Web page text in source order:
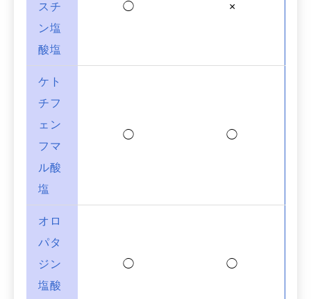
スチ
ン塩
酸塩
◯ ×
ケト
チフ
ェン
フマ
ル酸
塩
◯ ◯
オロ
パタ
ジン
塩酸
◯ ◯